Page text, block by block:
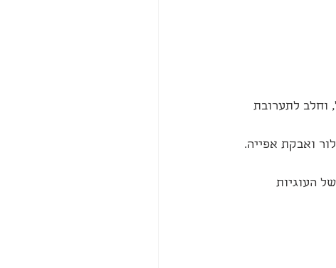
וחלב לתערובת
ואבקת אפייה.
העוגיות